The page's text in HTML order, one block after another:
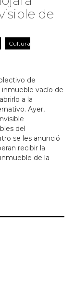
de
Cultura
de
vacío de
a la
Ayer,
del
se les anunció
recibir la
de la